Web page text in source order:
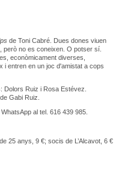
de Toni Cabré. Dues dones viuen
però no es coneixen. O potser sí.
econòmicament diverses,
i entren en un joc d'amistat a cops
Ruiz i Rosa Estévez.
Gabi Ruiz.
al tel. 616 439 985.
25 anys, 9 €; socis de L’Alcavot, 6 €